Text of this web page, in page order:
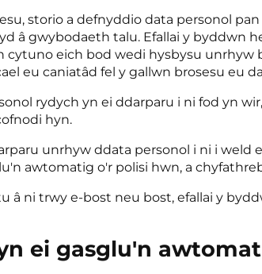
storio a defnyddio data personol
â gwybodaeth talu. Efallai y byddwn
cytuno eich bod wedi hysbysu unrhyw
eu caniatâd fel y gallwn brosesu eu
rydych yn ei ddarparu i ni fod yn
hyn.
unrhyw ddata personol i ni i weld
awtomatig o'r polisi hwn, a
â ni trwy e-bost neu bost, efallai y
ei gasglu'n